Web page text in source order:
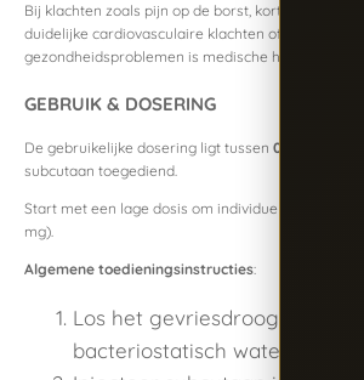
Bij klachten zoals pijn op de borst,
duidelijke cardiovasculaire klachten of andere
gezondheidsproblemen is medische hulp
GEBRUIK & DOSERING
De gebruikelijke dosering ligt tussen 0,5 en 2 mg
subcutaan toegediend.
Start met een lage dosis om individuele
mg).
Algemene toedieningsinstructies:
Los het gevriesdroogde
bacteriostatisch water (1–2 ml)